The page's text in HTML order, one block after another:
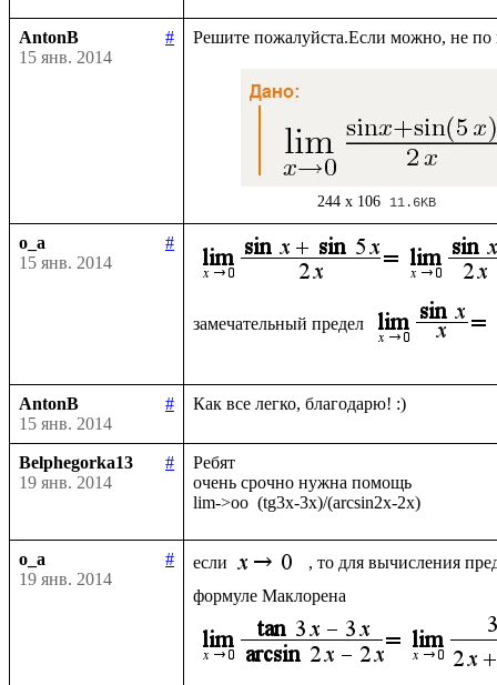
AntonB
#
15 янв. 2014
244 x 106 11.6KB
o_a
#
15 янв. 2014
замечательный предел
AntonB
#
15 янв. 2014
Belphegorka13
#
19 янв. 2014
Ребят
очень срочно нужна помощь
o_a
#
19 янв. 2014
если
, то для вычисления